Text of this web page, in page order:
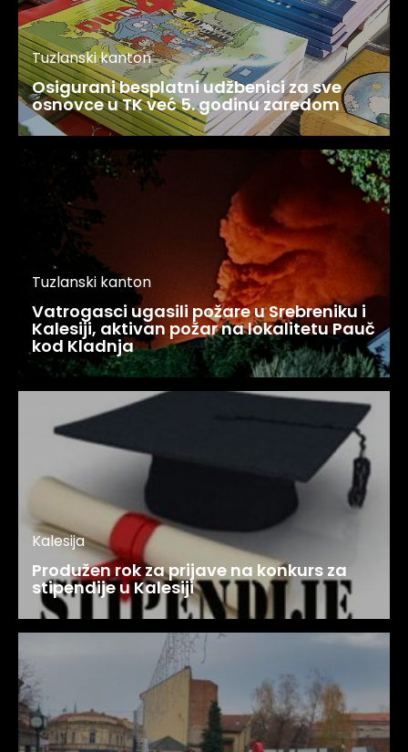
Tuzlanski kanton
Osigurani besplatni udžbenici za sve
osnovce u TK već 5. godinu zaredom
Tuzlanski kanton
Vatrogasci ugasili požare u Srebreniku i
Kalesiji, aktivan požar na lokalitetu Pauč
kod Kladnja
Kalesija
Produžen rok za prijave na konkurs za
stipendije u Kalesiji